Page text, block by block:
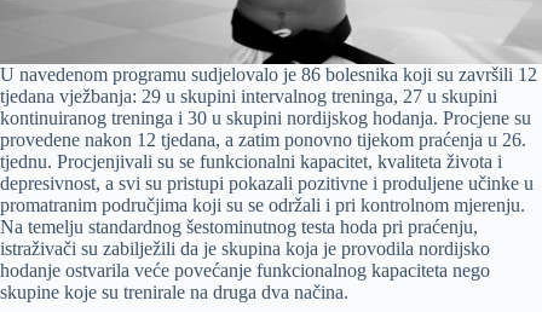
U navedenom programu sudjelovalo je 86 bolesnika koji su završili 12
tjedana vježbanja: 29 u skupini intervalnog treninga, 27 u skupini
kontinuiranog treninga i 30 u skupini nordijskog hodanja. Procjene su
provedene nakon 12 tjedana, a zatim ponovno tijekom praćenja u 26.
tjednu. Procjenjivali su se funkcionalni kapacitet, kvaliteta života i
depresivnost, a svi su pristupi pokazali pozitivne i produljene učinke u
promatranim područjima koji su se održali i pri kontrolnom mjerenju.
Na temelju standardnog šestominutnog testa hoda pri praćenju,
istraživači su zabilježili da je skupina koja je provodila nordijsko
hodanje ostvarila veće povećanje funkcionalnog kapaciteta nego
skupine koje su trenirale na druga dva načina.